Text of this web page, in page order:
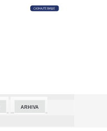
Sprema film od četiri sata pun
U maju im dodajte jedan
ARHIVA